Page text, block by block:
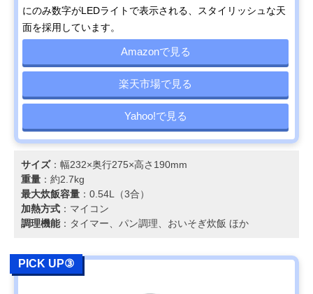
にのみ数字がLEDライトで表示される、スタイリッシュな天
面を採用しています。
Amazonで見る
楽天市場で見る
Yahoo!で見る
サイズ：幅232×奥行275×高さ190mm
重量 ：約2.7kg
最大炊飯容量 ：0.54L（3合）
加熱方式 ：マイコン
調理機能：タイマー、パン調理、おいそぎ炊飯 ほか
PICK UP③